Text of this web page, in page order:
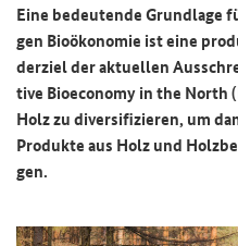
Eine be­deu­ten­de Grund­la­ge
gen Bio­öko­no­mie ist eine
der­ziel der ak­tu­el­len
ti­ve Bioeconomy in the North
Holz zu di­ver­si­fi­zie­ren, um
Produkte aus Holz und
gen.